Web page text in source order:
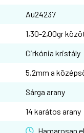
Au24237
1,30-2,00gr
Cirkónia kristály
5,2mm a
Sárga arany
14 karátos arany
Hamarosan